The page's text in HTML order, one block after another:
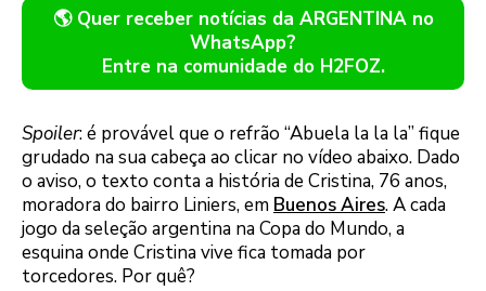
🌎 Quer receber notícias da ARGENTINA no
WhatsApp?
Entre na comunidade do H2FOZ.
Spoiler: é provável que o refrão “Abuela la la la” fique
grudado na sua cabeça ao clicar no vídeo abaixo. Dado
o aviso, o texto conta a história de Cristina, 76 anos,
moradora do bairro Liniers, em Buenos Aires. A cada
jogo da seleção argentina na Copa do Mundo, a
esquina onde Cristina vive fica tomada por
torcedores. Por quê?